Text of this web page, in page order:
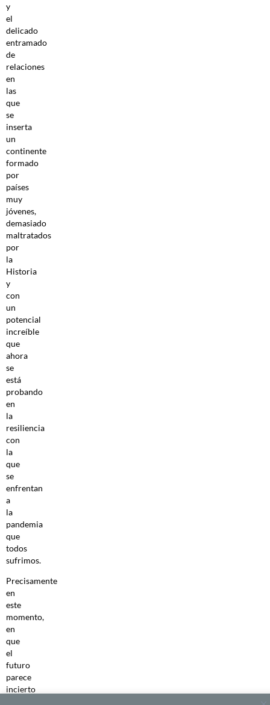
y
el
delicado
entramado
de
relaciones
en
las
que
se
inserta
un
continente
formado
por
países
muy
jóvenes,
demasiado
maltratados
por
la
Historia
y
con
un
potencial
increíble
que
ahora
se
está
probando
en
la
resiliencia
con
la
que
se
enfrentan
a
la
pandemia
que
todos
sufrimos.
Precisamente
en
este
momento,
en
que
el
futuro
parece
incierto